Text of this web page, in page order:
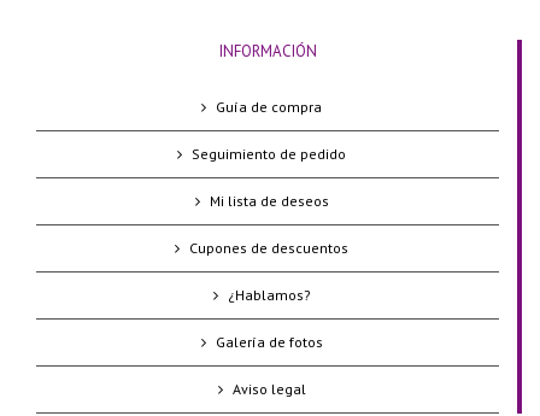
INFORMACIÓN
Guía de compra
Seguimiento de pedido
Mi lista de deseos
Cupones de descuentos
¿Hablamos?
Galería de fotos
Aviso legal